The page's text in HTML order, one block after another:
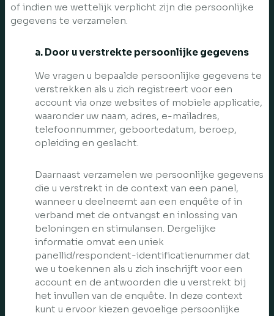
of indien we wettelijk verplicht zijn die persoonlijke
gegevens te verzamelen.
a. Door u verstrekte persoonlijke gegevens
We vragen u bepaalde persoonlijke gegevens te
verstrekken als u zich registreert voor een
account via onze websites of mobiele applicatie,
waaronder uw naam, adres, e-mailadres,
telefoonnummer, geboortedatum, beroep,
opleiding en geslacht.
Daarnaast verzamelen we persoonlijke gegevens
die u verstrekt in de context van een panel,
wanneer u deelneemt aan een enquête of in
verband met de ontvangst en inlossing van
beloningen en stimulansen. Dergelijke
informatie omvat een uniek
panellid/respondent-identificatienummer dat
we u toekennen als u zich inschrijft voor een
account en de antwoorden die u verstrekt bij
het invullen van de enquête. In deze context
kunt u ervoor kiezen gevoelige persoonlijke